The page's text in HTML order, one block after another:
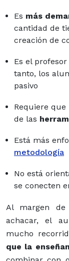
Es más
cantidad de
creación de
Es el
tanto, los
pasivo
Requiere
de las
Está más
metodología
No está
se conecten
Al margen de
achacar, el
mucho
que la